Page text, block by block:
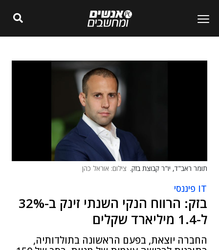
תומר ראב"ד, יו"ר קבוצת בזק. צילום: אוראל כהן
IT פיננסי
בזק: הרווח הנקי השנתי זינק ב-32%
ל-1.4 מיליארד שקלים
החברה יוצאת, בפעם הראשונה בתולדותיה,